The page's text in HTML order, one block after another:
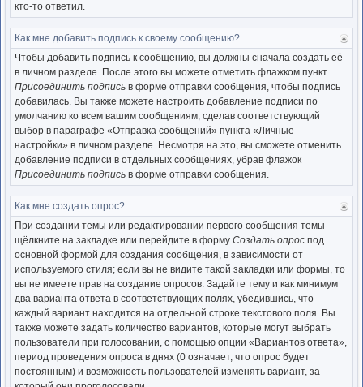
кто-то ответил.
к
Как мне добавить подпись к своему сообщению?
Чтобы добавить подпись к сообщению, вы должны сначала создать её
в личном разделе. После этого вы можете отметить флажком пункт
Присоединить подпись в форме отправки сообщения, чтобы подпись
добавилась. Вы также можете настроить добавление подписи по
умолчанию ко всем вашим сообщениям, сделав соответствующий
выбор в параграфе «Отправка сообщений» пункта «Личные
настройки» в личном разделе. Несмотря на это, вы сможете отменить
добавление подписи в отдельных сообщениях, убрав флажок
Присоединить подпись в форме отправки сообщения.
Как мне создать опрос?
При создании темы или редактировании первого сообщения темы
щёлкните на закладке или перейдите в форму Создать опрос под
основной формой для создания сообщения, в зависимости от
используемого стиля; если вы не видите такой закладки или формы, то
вы не имеете прав на создание опросов. Задайте тему и как минимум
два варианта ответа в соответствующих полях, убедившись, что
каждый вариант находится на отдельной строке текстового поля. Вы
также можете задать количество вариантов, которые могут выбрать
пользователи при голосовании, с помощью опции «Вариантов ответа»,
период проведения опроса в днях (0 означает, что опрос будет
постоянным) и возможность пользователей изменять вариант, за